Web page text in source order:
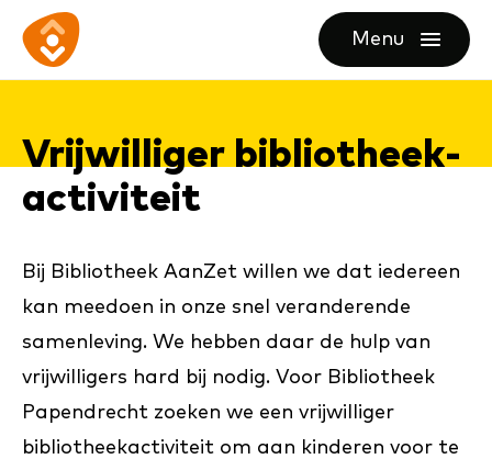
direct
content
direct
footer
Ga
naar
homepagina
Menu
openen
Vrij­wil­li­ger bi­bli­o­theek­
ac­ti­vi­teit
Bij Bibliotheek AanZet willen we dat iedereen
kan meedoen in onze snel veranderende
samenleving. We hebben daar de hulp van
vrijwilligers hard bij nodig. Voor Bibliotheek
Papendrecht zoeken we een vrijwilliger
bibliotheekactiviteit om aan kinderen voor te